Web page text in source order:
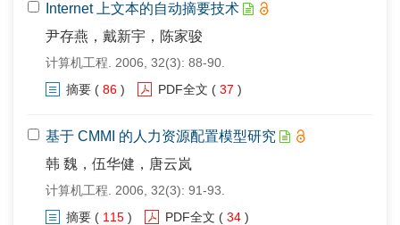
Internet 上文本的自动摘要技术
尹存燕，戴新宇，陈家骏
计算机工程. 2006, 32(3): 88-90.
摘要 ( 86 ) PDF全文 ( 37 )
基于 CMMI 的人力资源配置模型研究
韩 魏，伍华健，唐云岚
计算机工程. 2006, 32(3): 91-93.
摘要 ( 115 ) PDF全文 ( 34 )